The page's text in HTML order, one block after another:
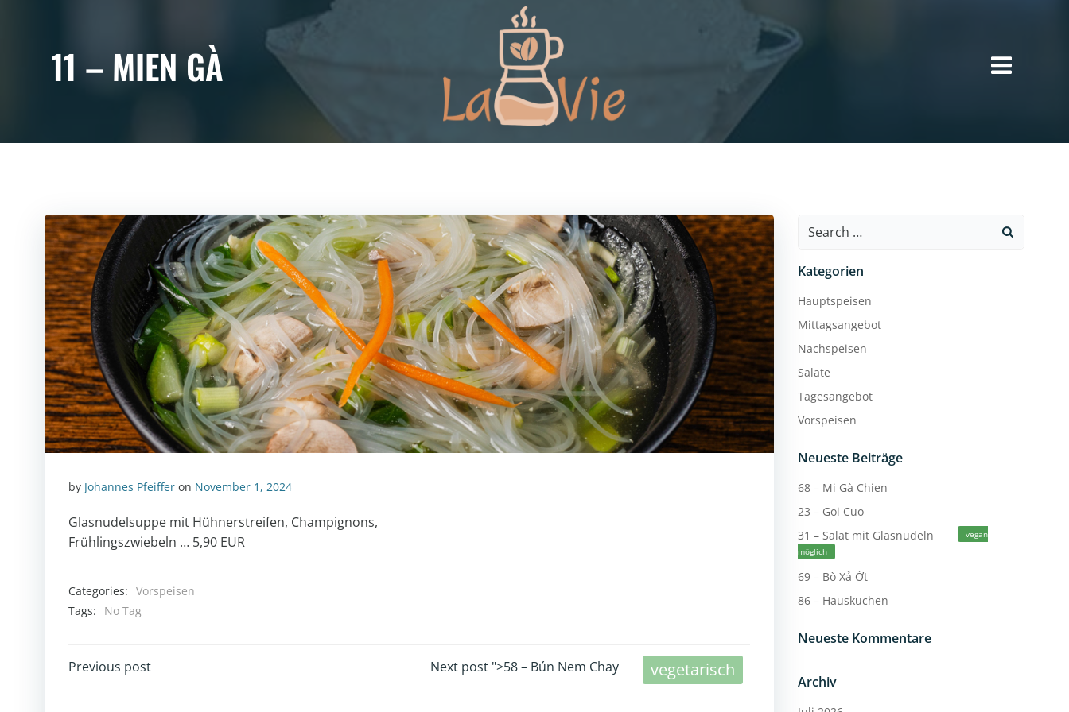
11 – MIEN GÀ
by Johannes Pfeiffer on November 1, 2024
Glasnudelsuppe mit Hühnerstreifen, Champignons,
Frühlingszwiebeln … 5,90 EUR
Categories: Vorspeisen
Tags:
No Tag
POST
Previous post POST
Next post">58 – Bún Nem Chay vegetarisch
Search
Kategorien
Hauptspeisen
Mittagsangebot
Nachspeisen
Salate
Tagesangebot
Vorspeisen
Neueste Beiträge
68 – Mi Gà Chien
23 – Goi Cuo
31 – Salat mit Glasnudeln
vegan
möglich
69 – Bò Xả Ớt
86 – Hauskuchen
Neueste Kommentare
Archiv